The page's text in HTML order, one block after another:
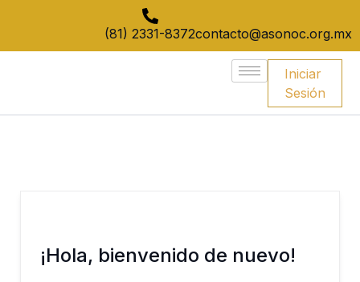
contenido
(81) 2331-8372contacto@asonoc.org.mx
Iniciar
Sesión
¡Hola, bienvenido de nuevo!